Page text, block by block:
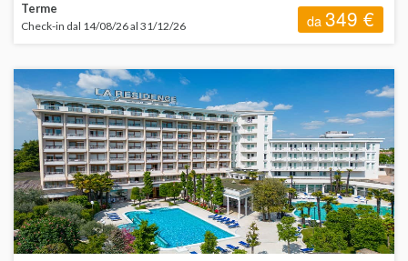
Terme
Check-in dal 14/08/26 al 31/12/26 da349 €